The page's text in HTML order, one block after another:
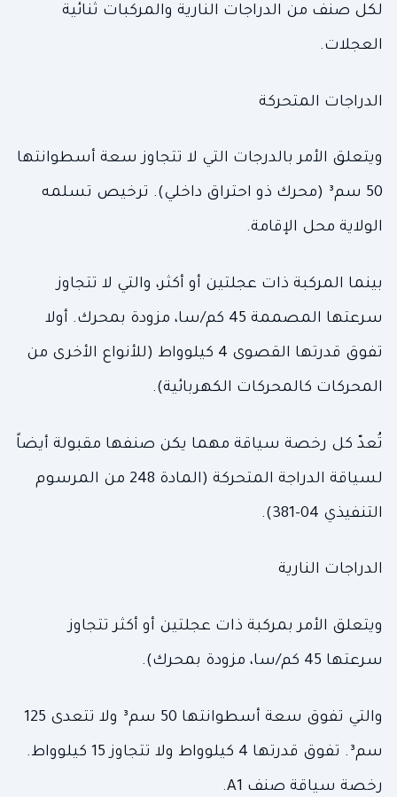
لكل صنف من الدراجات النارية والمركبات ثنائية
العجلات.
الدراجات المتحركة
ويتعلق الأمر بالدرجات التي لا تتجاوز سعة أسطوانتها
50 سم³ (محرك ذو احتراق داخلي). ترخيص تسلمه
الولاية محل الإقامة.
بينما المركبة ذات عجلتين أو أكثر، والتي لا تتجاوز
سرعتها المصممة 45 كم/سا، مزودة بمحرك. أولا
تفوق قدرتها القصوى 4 كيلوواط (للأنواع الأخرى من
المحركات كالمحركات الكهربائية).
تُعدّ كل رخصة سياقة مهما يكن صنفها مقبولة أيضاً
لسياقة الدراجة المتحركة (المادة 248 من المرسوم
التنفيذي 04-381).
الدراجات النارية
ويتعلق الأمر بمركبة ذات عجلتين أو أكثر تتجاوز
سرعتها 45 كم/سا، مزودة بمحرك).
والتي تفوق سعة أسطوانتها 50 سم³ ولا تتعدى 125
سم³. تفوق قدرتها 4 كيلوواط ولا تتجاوز 15 كيلوواط.
رخصة سياقة صنف A1.